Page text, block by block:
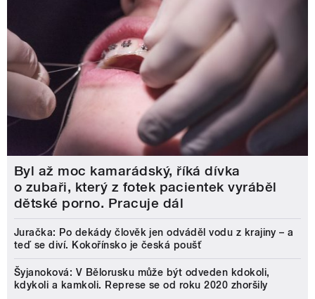
Byl až moc kamarádský, říká dívka
o zubaři, který z fotek pacientek vyráběl
dětské porno. Pracuje dál
Juračka: Po dekády člověk jen odváděl vodu z krajiny – a
teď se diví. Kokořínsko je česká poušť
Šyjanoková: V Bělorusku může být odveden kdokoli,
kdykoli a kamkoli. Represe se od roku 2020 zhoršily